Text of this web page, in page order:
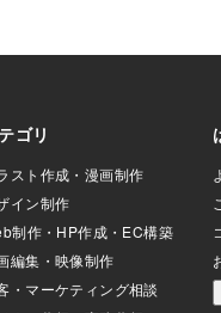
モデリングの口は別パー
。モデリングの際にデフ
絵のように口角があがる
グします。この段階